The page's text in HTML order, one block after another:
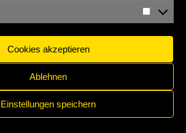
Cookies akzeptieren
Ablehnen
Einstellungen speichern